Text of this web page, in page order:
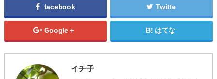
facebook Twitte
Google＋ はてな
イチ子